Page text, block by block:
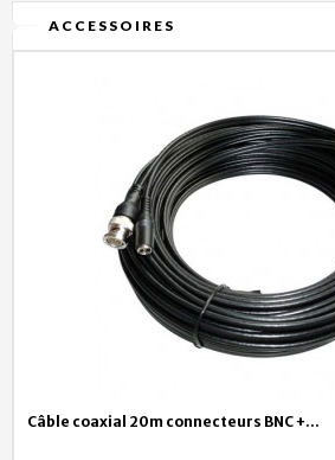
ACCESSOIRES
Câble coaxial 20m connecteurs BNC +...